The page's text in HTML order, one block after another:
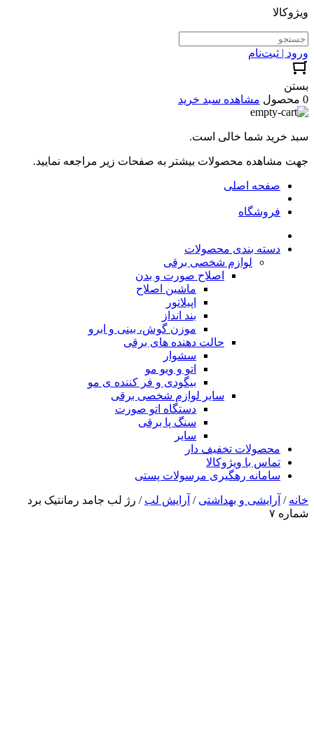
ویژوکالا
ورود | ثبت‌نام
بستن
0 محصول
مشاهده سبد خرید
سبد خرید شما خالی است.
جهت مشاهده محصولات بیشتر به صفحات زیر مراجعه نمایید.
صفحه اصلی
فروشگاه
دسته بندی محصولات
لوازم شخصی برقی
اصلاح صورت و بدن
ماشین اصلاح
اپیلاتور
بند انداز
موزن گوش، بینی و ابرو
حالت دهنده های برقی
سشوار
اتو و ویو مو
بیگودی و فر کننده ی مو
سایر لوازم شخصی برقی
دستگاه اتو صورت
سنگ پا برقی
سایر
محصولات تخفیف دار
تماس با ویژوکالا
سامانه رهگیری مرسولات پستی
خانه / آرایشی و بهداشتی / آرایش لب / رژ لب جامد رمانتیک برد
شماره ۷